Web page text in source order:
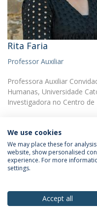
Rita Faria
Professor Auxiliar
Professora Auxiliar
Humanas, Universidade
Investigadora no Centro
Política de
We use cookies
We may place these for
website, show personalised
experience. For more
settings.
Accept all